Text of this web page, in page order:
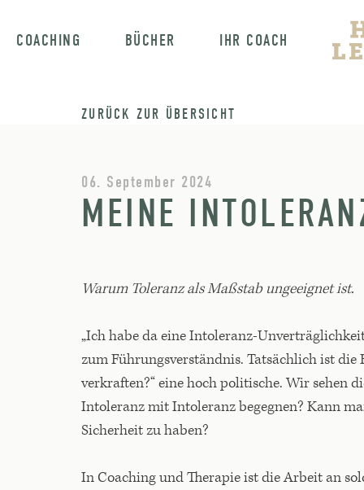
COACHING BÜCHER IHR COACH
ZURÜCK ZUR ÜBERSICHT
06. September 2024
MEINE
Warum Toleranz als Maßstab ungeeignet ist.
„Ich habe da eine Intoleranz-
zum Führungsverständnis. Tatsächlich ist
verkraften?“ eine hoch politische. Wir sehen
Intoleranz mit Intoleranz begegnen? Kann
Sicherheit zu haben?
In Coaching und Therapie ist die Arbeit an